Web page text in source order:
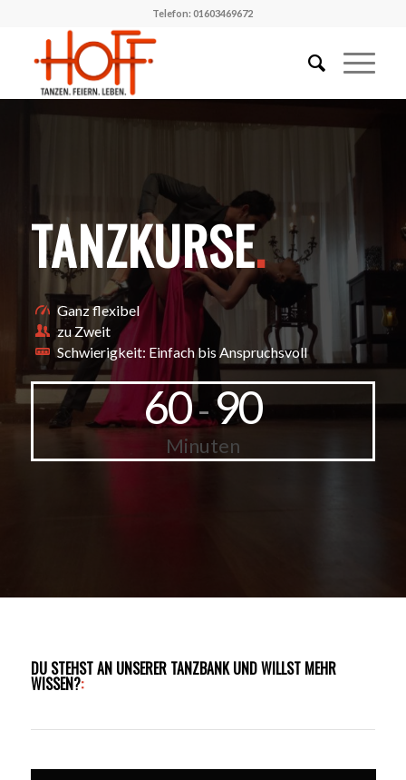
Telefon: 01603469672
TANZKURSE.
Ganz flexibel
zu Zweit
Schwierigkeit: Einfach bis Anspruchsvoll
60-90
Minuten
DU STEHST AN UNSERER TANZBANK UND WILLST MEHR
WISSEN?: